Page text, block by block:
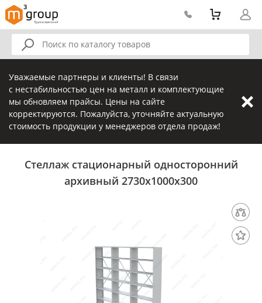
Уважаемые партнеры и клиенты! В связи
с нестабильностью цен на металл и комплектующие
мы обновляем прайсы. Цены на сайте
корректируются. Пожалуйста, уточняйте актуальную
стоимость продукции у менеджеров отдела продаж!
Стеллаж стационарный односторонний
архивный 2730х1000х300